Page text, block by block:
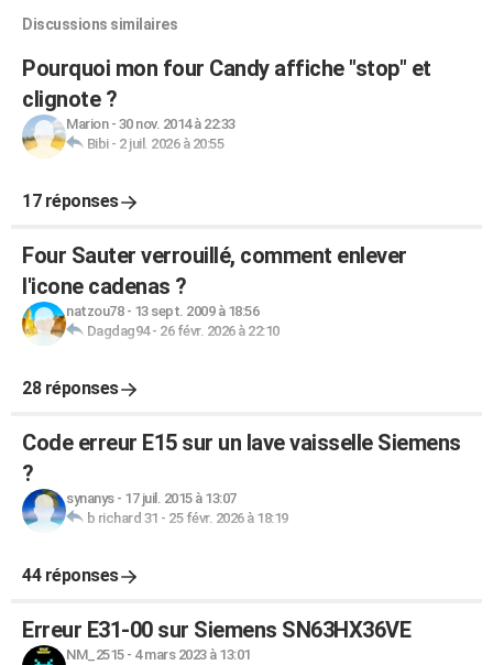
Discussions similaires
Pourquoi mon four Candy affiche "stop" et
clignote ?
Marion- 30 nov. 2014 à 22:33
Bibi- 2 juil. 2026 à 20:55
17 réponses
Four Sauter verrouillé, comment enlever
l'icone cadenas ?
natzou78- 13 sept. 2009 à 18:56
Dagdag94- 26 févr. 2026 à 22:10
28 réponses
Code erreur E15 sur un lave vaisselle Siemens
?
synanys- 17 juil. 2015 à 13:07
b richard 31 - 25 févr. 2026 à 18:19
44 réponses
Erreur E31-00 sur Siemens SN63HX36VE
NM_2515- 4 mars 2023 à 13:01